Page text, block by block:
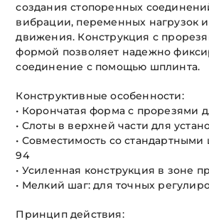
создания стопоренных
вибрации, переменных нагрузок
движения. Конструкция с
формой позволяет надежно
соединение с помощью шплинта.
Конструктивные особенности:
• Корончатая форма с прорезями
• Слоты в верхней части для
• Совместимость со
94
• Усиленная конструкция в зоне
• Мелкий шаг: для точных
Принцип действия: